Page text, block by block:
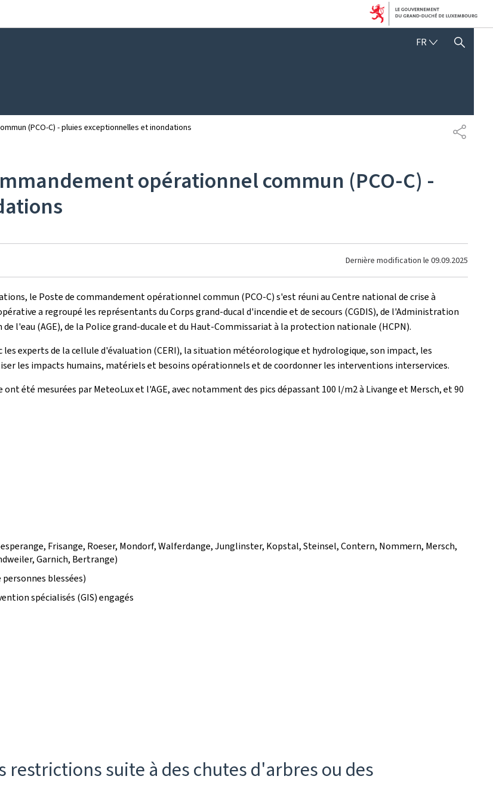
FRFRANÇAIS
AFFICHER / MASQUER
(PCO-C) - pluies exceptionnelles et inondations
opérationnel commun (PCO-C) -
Dernière modification le 09.09.2025
le Poste de commandement opérationnel commun (PCO-C) s'est réuni au Centre national de crise à
a regroupé les représentants du Corps grand-ducal d'incendie et de secours (CGDIS), de l'Administration
l'eau (AGE), de la Police grand-ducale et du Haut-Commissariat à la protection nationale (HCPN).
les experts de la cellule d'évaluation (CERI), la situation météorologique et hydrologique, son impact, les
les impacts humains, matériels et besoins opérationnels et de coordonner les interventions interservices.
été mesurées par MeteoLux et l'AGE, avec notamment des pics dépassant 100 l/m2 à Livange et Mersch, et 90
Frisange, Roeser, Mondorf, Walferdange, Junglinster, Kopstal, Steinsel, Contern, Nommern, Mersch,
Garnich, Bertrange)
blessées)
spécialisés (GIS) engagés
restrictions suite à des chutes d'arbres ou des